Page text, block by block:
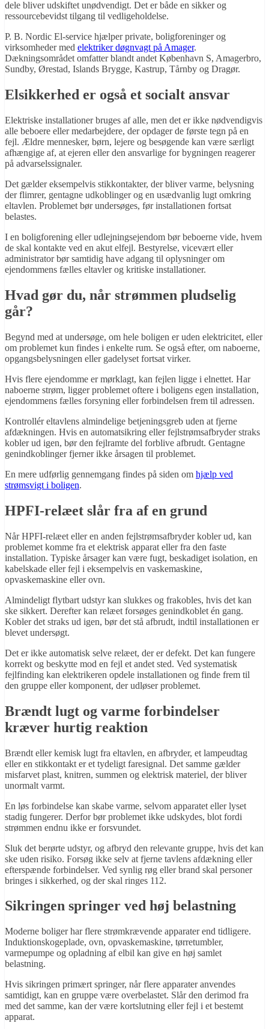
dele bliver udskiftet unødvendigt. Det er både en sikker og
ressourcebevidst tilgang til vedligeholdelse.
P. B. Nordic El-service hjælper private, boligforeninger og
virksomheder med elektriker døgnvagt på Amager.
Dækningsområdet omfatter blandt andet København S, Amagerbro,
Sundby, Ørestad, Islands Brygge, Kastrup, Tårnby og Dragør.
Elsikkerhed er også et socialt ansvar
Elektriske installationer bruges af alle, men det er ikke nødvendigvis
alle beboere eller medarbejdere, der opdager de første tegn på en
fejl. Ældre mennesker, børn, lejere og besøgende kan være særligt
afhængige af, at ejeren eller den ansvarlige for bygningen reagerer
på advarselssignaler.
Det gælder eksempelvis stikkontakter, der bliver varme, belysning
der flimrer, gentagne udkoblinger og en usædvanlig lugt omkring
eltavlen. Problemet bør undersøges, før installationen fortsat
belastes.
I en boligforening eller udlejningsejendom bør beboerne vide, hvem
de skal kontakte ved en akut elfejl. Bestyrelse, vicevært eller
administrator bør samtidig have adgang til oplysninger om
ejendommens fælles eltavler og kritiske installationer.
Hvad gør du, når strømmen pludselig
går?
Begynd med at undersøge, om hele boligen er uden elektricitet, eller
om problemet kun findes i enkelte rum. Se også efter, om naboerne,
opgangsbelysningen eller gadelyset fortsat virker.
Hvis flere ejendomme er mørklagt, kan fejlen ligge i elnettet. Har
naboerne strøm, ligger problemet oftere i boligens egen installation,
ejendommens fælles forsyning eller forbindelsen frem til adressen.
Kontrollér eltavlens almindelige betjeningsgreb uden at fjerne
afdækningen. Hvis en automatsikring eller fejlstrømsafbryder straks
kobler ud igen, bør den fejlramte del forblive afbrudt. Gentagne
genindkoblinger fjerner ikke årsagen til problemet.
En mere udførlig gennemgang findes på siden om hjælp ved
strømsvigt i boligen.
HPFI-relæet slår fra af en grund
Når HPFI-relæet eller en anden fejlstrømsafbryder kobler ud, kan
problemet komme fra et elektrisk apparat eller fra den faste
installation. Typiske årsager kan være fugt, beskadiget isolation, en
kabelskade eller fejl i eksempelvis en vaskemaskine,
opvaskemaskine eller ovn.
Almindeligt flytbart udstyr kan slukkes og frakobles, hvis det kan
ske sikkert. Derefter kan relæet forsøges genindkoblet én gang.
Kobler det straks ud igen, bør det stå afbrudt, indtil installationen er
blevet undersøgt.
Det er ikke automatisk selve relæet, der er defekt. Det kan fungere
korrekt og beskytte mod en fejl et andet sted. Ved systematisk
fejlfinding kan elektrikeren opdele installationen og finde frem til
den gruppe eller komponent, der udløser problemet.
Brændt lugt og varme forbindelser
kræver hurtig reaktion
Brændt eller kemisk lugt fra eltavlen, en afbryder, et lampeudtag
eller en stikkontakt er et tydeligt faresignal. Det samme gælder
misfarvet plast, knitren, summen og elektrisk materiel, der bliver
unormalt varmt.
En løs forbindelse kan skabe varme, selvom apparatet eller lyset
stadig fungerer. Derfor bør problemet ikke udskydes, blot fordi
strømmen endnu ikke er forsvundet.
Sluk det berørte udstyr, og afbryd den relevante gruppe, hvis det kan
ske uden risiko. Forsøg ikke selv at fjerne tavlens afdækning eller
efterspænde forbindelser. Ved synlig røg eller brand skal personer
bringes i sikkerhed, og der skal ringes 112.
Sikringen springer ved høj belastning
Moderne boliger har flere strømkrævende apparater end tidligere.
Induktionskogeplade, ovn, opvaskemaskine, tørretumbler,
varmepumpe og opladning af elbil kan give en høj samlet
belastning.
Hvis sikringen primært springer, når flere apparater anvendes
samtidigt, kan en gruppe være overbelastet. Slår den derimod fra
med det samme, kan der være kortslutning eller fejl i et bestemt
apparat.